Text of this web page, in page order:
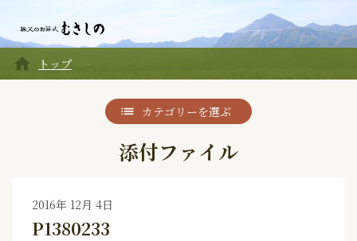
home トップ
カテゴリーを選ぶ
添付ファイル
2016年 12月 4日
P1380233